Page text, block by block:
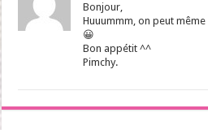
Bonjour,
Huuummm, on peut
😀
Bon appétit ^^
Pimchy.